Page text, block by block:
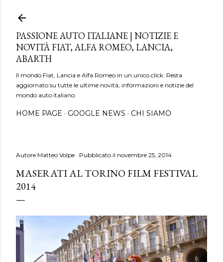
PASSIONE AUTO ITALIANE | NOTIZIE E
NOVITÀ FIAT, ALFA ROMEO, LANCIA,
ABARTH
Il mondo Fiat, Lancia e Alfa Romeo in un unico click. Resta
aggiornato su tutte le ultime novità, informazioni e notizie del
mondo auto italiano.
HOME PAGE GOOGLE NEWS CHI SIAMO
Autore Matteo Volpe Pubblicato il novembre 25, 2014
MASERATI AL TORINO FILM FESTIVAL
2014